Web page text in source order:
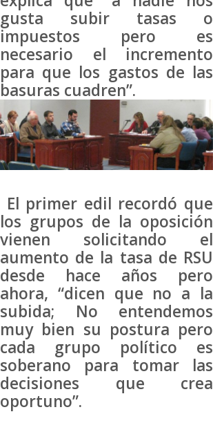
gusta subir tasas o
impuestos pero es
necesario el incremento
para que los gastos de las
basuras cuadren”.
El primer edil recordó que
los grupos de la oposición
vienen solicitando el
aumento de la tasa de RSU
desde hace años pero
ahora, “dicen que no a la
subida; No entendemos
muy bien su postura pero
cada grupo político es
soberano para tomar las
decisiones que crea
oportuno”.